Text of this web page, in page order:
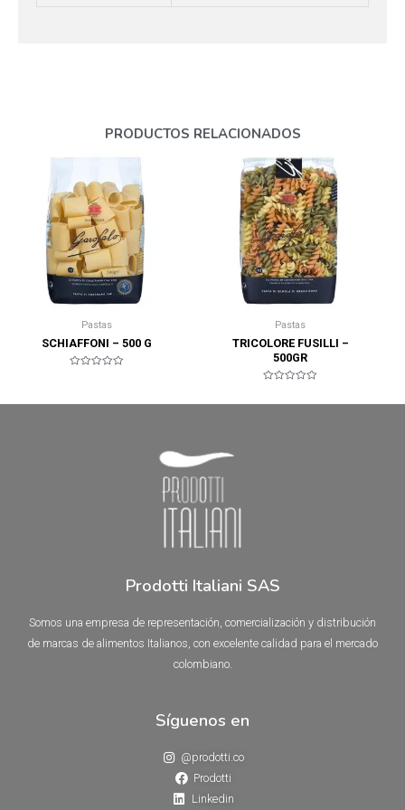
PRODUCTOS RELACIONADOS
Pastas
SCHIAFFONI – 500 G
de
Pastas
TRICOLORE FUSILLI –
500GR
Prodotti Italiani SAS
Somos una empresa de representación, comercialización y distribución
de marcas de alimentos Italianos, con excelente calidad para el mercado
colombiano.
Síguenos en
@prodotti.co
Prodotti
Linkedin